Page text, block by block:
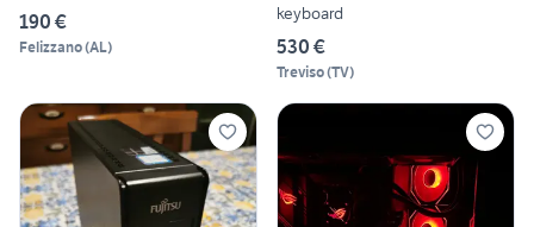
190 €
Felizzano(AL)
keyboard
530 €
Treviso(TV)